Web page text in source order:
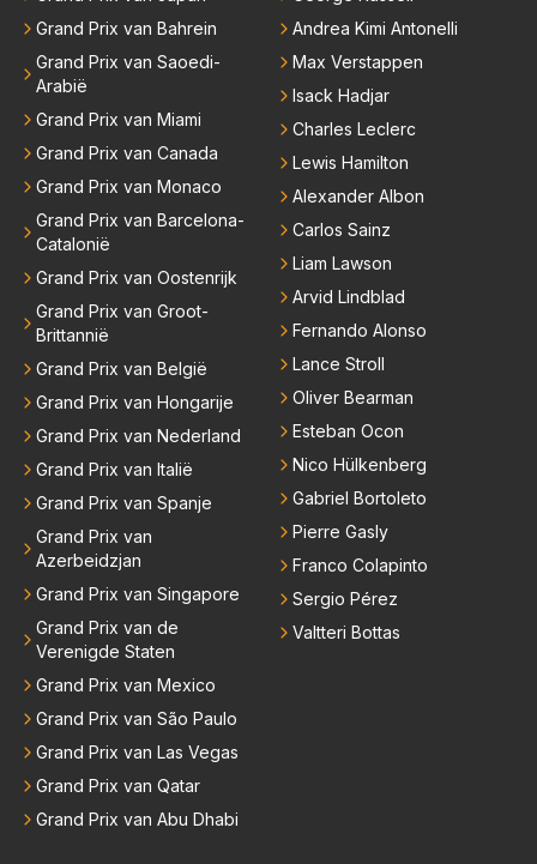
Grand Prix van Bahrein
Grand Prix van Saoedi-
Arabië
Grand Prix van Miami
Grand Prix van Canada
Grand Prix van Monaco
Grand Prix van Barcelona-
Catalonië
Grand Prix van Oostenrijk
Grand Prix van Groot-
Brittannië
Grand Prix van België
Grand Prix van Hongarije
Grand Prix van Nederland
Grand Prix van Italië
Grand Prix van Spanje
Grand Prix van
Azerbeidzjan
Grand Prix van Singapore
Grand Prix van de
Verenigde Staten
Grand Prix van Mexico
Grand Prix van São Paulo
Grand Prix van Las Vegas
Grand Prix van Qatar
Grand Prix van Abu Dhabi
Andrea Kimi Antonelli
Max Verstappen
Isack Hadjar
Charles Leclerc
Lewis Hamilton
Alexander Albon
Carlos Sainz
Liam Lawson
Arvid Lindblad
Fernando Alonso
Lance Stroll
Oliver Bearman
Esteban Ocon
Nico Hülkenberg
Gabriel Bortoleto
Pierre Gasly
Franco Colapinto
Sergio Pérez
Valtteri Bottas